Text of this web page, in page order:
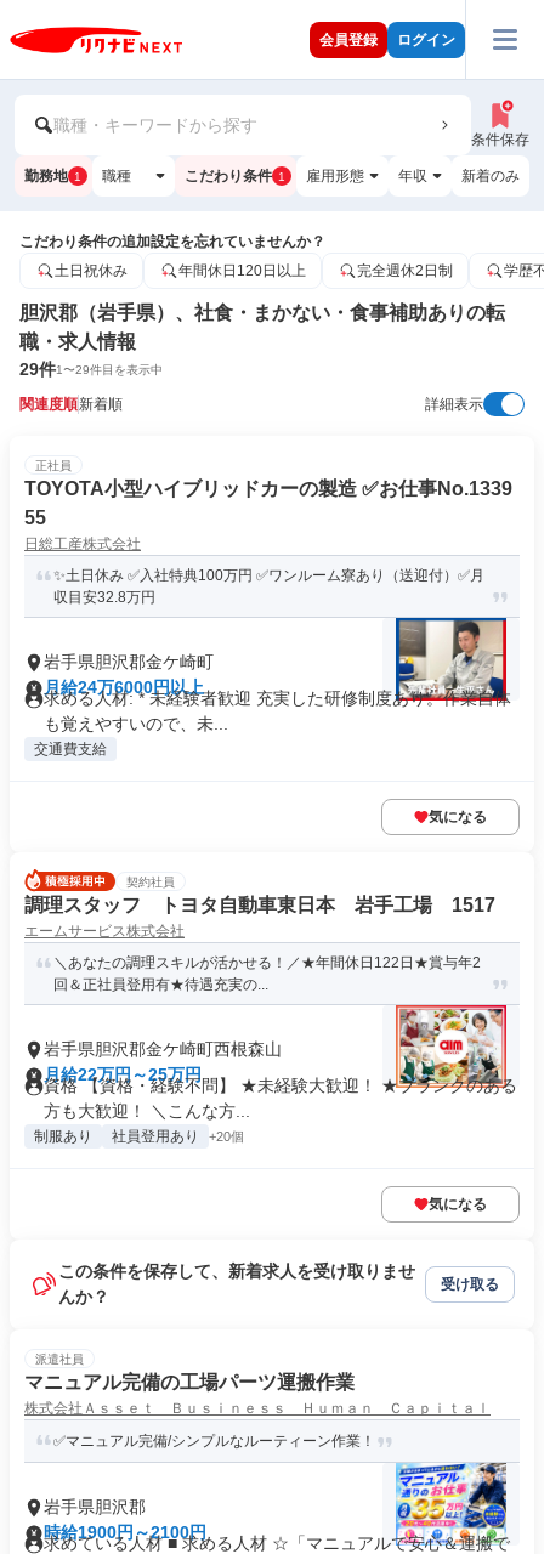
会員登録 ログイン
職種・キーワードから探す
条件保存
勤務地 1 職種 こだわり条件 1 雇用形態 年収 新着のみ
こだわり条件の追加設定を忘れていませんか？
土日祝休み
年間休日120日以上 完全週休2日制 学歴
胆沢郡（岩手県）、社食・まかない・食事補助ありの転
職・求人情報
29件1〜29件目を表示中
関連度順新着順 詳細表示
正社員
TOYOTA小型ハイブリッドカーの製造 ✅お仕事No.1339
55
日総工産株式会社
✨土日休み ✅入社特典100万円 ✅ワンルーム寮あり（送迎付）✅月
収目安32.8万円
岩手県胆沢郡金ケ崎町
月給24万6000円以上
求める人材: * 未経験者歓迎 充実した研修制度あり。作業自体
も覚えやすいので、未...
交通費支給
気になる
契約社員
調理スタッフ トヨタ自動車東日本 岩手工場 1517
エームサービス株式会社
＼あなたの調理スキルが活かせる！／★年間休日122日★賞与年2
回＆正社員登用有★待遇充実の...
岩手県胆沢郡金ケ崎町西根森山
月給22万円～25万円
資格 【資格・経験不問】 ★未経験大歓迎！ ★ブランクのある
方も大歓迎！ ＼こんな方...
制服あり 社員登用あり +20個
気になる
この条件を保存して、新着求人を受け取りませ
んか？
受け取る
派遣社員
マニュアル完備の工場パーツ運搬作業
株式会社Ａｓｓｅｔ Ｂｕｓｉｎｅｓｓ Ｈｕｍａｎ Ｃａｐｉｔａｌ
✅マニュアル完備/シンプルなルーティーン作業！
岩手県胆沢郡
時給1900円～2100円
求めている人材 ■ 求める人材 ☆「マニュアルで安心＆運搬で